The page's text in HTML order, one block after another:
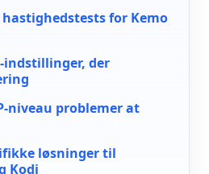
for Kemo
indstillinger, der
niveau problemer at
løsninger til
Kodi